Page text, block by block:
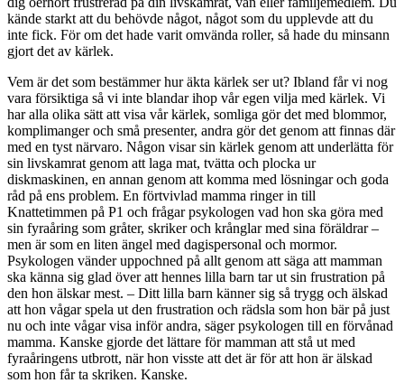
kände starkt att du behövde något, något som du upplevde att du
inte fick. För om det hade varit omvända roller, så hade du minsann
gjort det av kärlek.
Vem är det som bestämmer hur äkta kärlek ser ut? Ibland får vi nog
vara försiktiga så vi inte blandar ihop vår egen vilja med kärlek. Vi
har alla olika sätt att visa vår kärlek, somliga gör det med blommor,
komplimanger och små presenter, andra gör det genom att finnas där
med en tyst närvaro. Någon visar sin kärlek genom att underlätta för
sin livskamrat genom att laga mat, tvätta och plocka ur
diskmaskinen, en annan genom att komma med lösningar och goda
råd på ens problem. En förtvivlad mamma ringer in till
Knattetimmen på P1 och frågar psykologen vad hon ska göra med
sin fyraåring som gråter, skriker och krånglar med sina föräldrar –
men är som en liten ängel med dagispersonal och mormor.
Psykologen vänder uppochned på allt genom att säga att mamman
ska känna sig glad över att hennes lilla barn tar ut sin frustration på
den hon älskar mest. – Ditt lilla barn känner sig så trygg och älskad
att hon vågar spela ut den frustration och rädsla som hon bär på just
nu och inte vågar visa inför andra, säger psykologen till en förvånad
mamma. Kanske gjorde det lättare för mamman att stå ut med
fyraåringens utbrott, när hon visste att det är för att hon är älskad
som hon får ta skriken. Kanske.